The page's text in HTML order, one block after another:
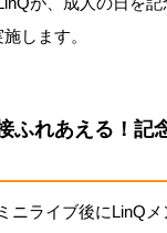
します。
ふれあえる！記
ニライブ後にLinQ